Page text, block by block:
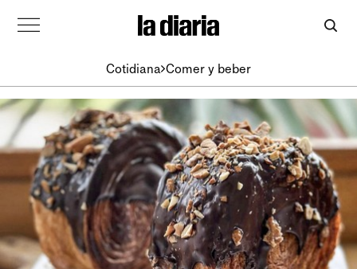
Cotidiana Comer y beber